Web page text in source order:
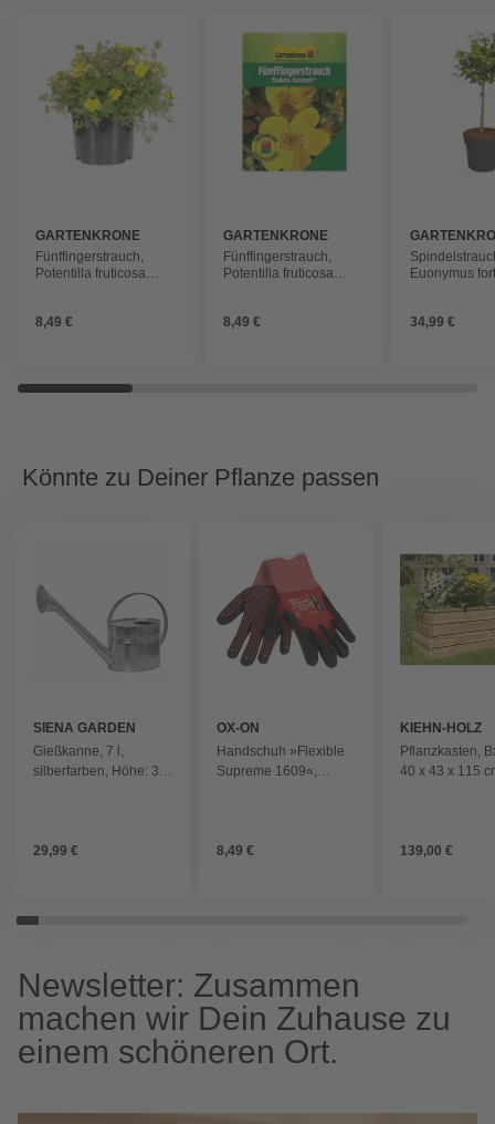
GARTENKRONE
Fünffingerstrauch,
Potentilla fruticosa
8,49 €
GARTENKRONE
Fünffingerstrauch,
Potentilla fruticosa
gelb
8,49 €
Euonymus
34,99 €
Könnte zu Deiner Pflanze passen
SIENA GARDEN
Gießkanne, 7 l,
silberfarben, Höhe: 32
29,99 €
OX-ON
Handschuh »Flexible
Supreme 1609«,
8,49 €
KIEHN-HOLZ
Pflanzkasten,
40 x 43 x 115
139,00 €
Newsletter: Zusammen
machen wir Dein Zuhause zu
einem schöneren Ort.